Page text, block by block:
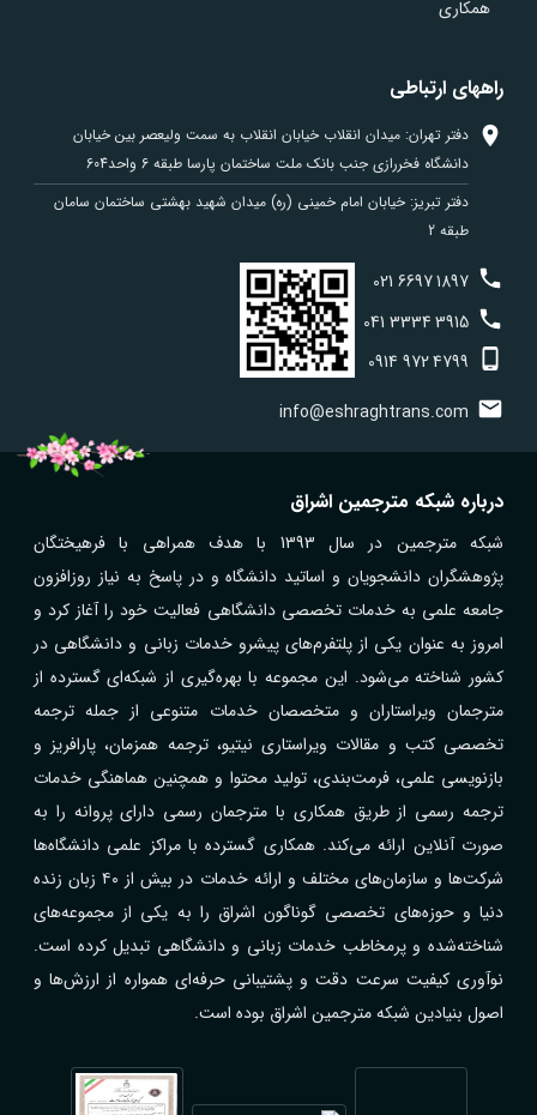
همکاری
راههای ارتباطی
دفتر تهران: میدان انقلاب خیابان انقلاب به سمت ولیعصر بین خیابان
دانشگاه فخررازی جنب بانک ملت ساختمان پارسا طبقه 6 واحد604
دفتر تبریز: خیابان امام خمینی (ره) میدان شهید بهشتی ساختمان سامان
طبقه 2
021 66971897
041 33343915
0914 9724799
info@eshraghtrans.com
درباره شبکه مترجمین اشراق
شبکه مترجمین در سال 1393 با هدف همراهی با فرهیختگان
پژوهشگران دانشجویان و اساتید دانشگاه و در پاسخ به نیاز روزافزون
جامعه علمی به خدمات تخصصی دانشگاهی فعالیت خود را آغاز کرد و
امروز به عنوان یکی از پلتفرم‌های پیشرو خدمات زبانی و دانشگاهی در
کشور شناخته می‌شود. این مجموعه با بهره‌گیری از شبکه‌ای گسترده از
مترجمان ویراستاران و متخصصان خدمات متنوعی از جمله ترجمه
تخصصی کتب و مقالات ویراستاری نیتیو، ترجمه همزمان، پارافریز و
بازنویسی علمی، فرمت‌بندی، تولید محتوا و همچنین هماهنگی خدمات
ترجمه رسمی از طریق همکاری با مترجمان رسمی دارای پروانه را به
صورت آنلاین ارائه می‌کند. همکاری گسترده با مراکز علمی دانشگاه‌ها
شرکت‌ها و سازمان‌های مختلف و ارائه خدمات در بیش از ۴۰ زبان زنده
دنیا و حوزه‌های تخصصی گوناگون اشراق را به یکی از مجموعه‌های
شناخته‌شده و پرمخاطب خدمات زبانی و دانشگاهی تبدیل کرده است.
نوآوری کیفیت سرعت دقت و پشتیبانی حرفه‌ای همواره از ارزش‌ها و
اصول بنیادین شبکه مترجمین اشراق بوده است.